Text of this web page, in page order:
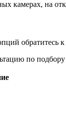
камерах, на
обратитесь
по